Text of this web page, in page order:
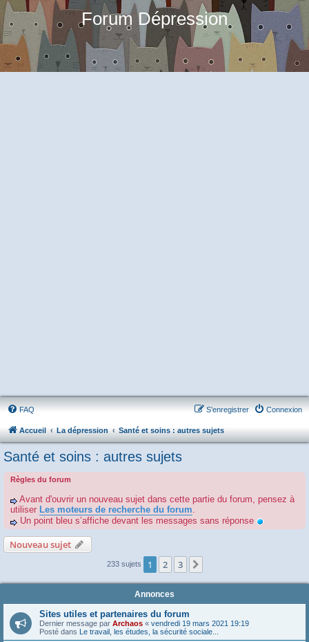
Forum Dépression
FAQ Connexion
S’enregistrer
Accueil La dépression Santé et soins : autres sujets
Santé et soins : autres sujets
Règles du forum
Avant d'ouvrir un nouveau sujet dans cette partie du forum, pensez à
utiliser Les moteurs de recherche du forum.
Un point bleu s’affiche devant les messages sans réponse
Nouveau sujet
233 sujets 1 2 3
Annonces
Sites utiles et partenaires du forum
Dernier message par Archaos « vendredi 19 mars 2021 19:19
Posté dans Le travail, les études, la sécurité sociale...